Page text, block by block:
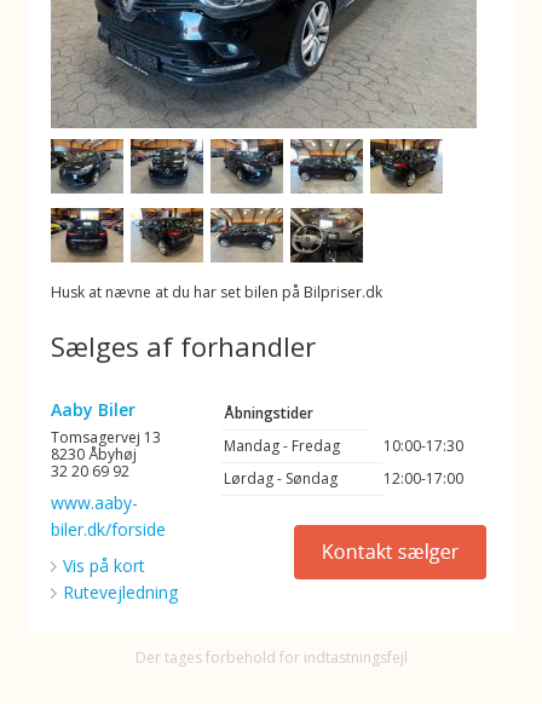
Husk at nævne at du har set bilen på Bilpriser.dk
Sælges af forhandler
Aaby Biler
Tomsagervej 13
8230 Åbyhøj
32 20 69 92
www.aaby-
biler.dk/forside
Vis på kort
Rutevejledning
Åbningstider
Mandag - Fredag
10:00-17:30
Lørdag - Søndag
12:00-17:00
Der tages forbehold for indtastningsfejl